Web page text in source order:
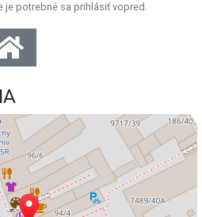
je potrebné sa prihlásiť vopred.